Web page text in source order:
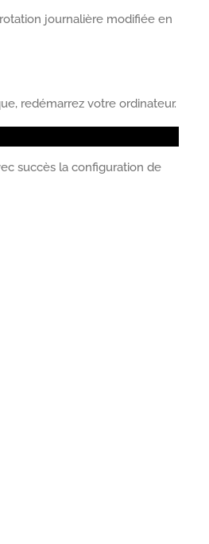
journalière modifiée en
redémarrez votre ordinateur.
succès la configuration de